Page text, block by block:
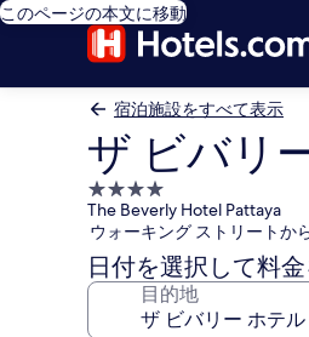
このページの本文に移動
宿泊施設をすべて表示
ザ ビバリ
4.0
つ
星
宿
泊
The Beverly Hotel Pattaya
ウォーキング ストリートか
日付を選択して料
目的地